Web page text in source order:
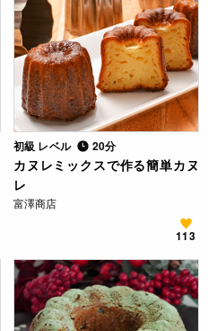
初級 レベル 20分
カヌレミックスで作る簡単カヌ
レ
富澤商店
113